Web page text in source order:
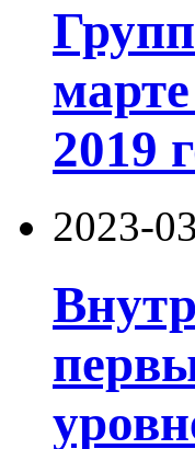
2019
2023-